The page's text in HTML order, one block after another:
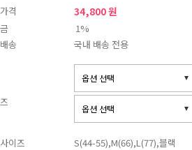
격 34,800 원
1%
송
국내 배송 전용
이즈
S(44-55),M(66),L(77),블랙